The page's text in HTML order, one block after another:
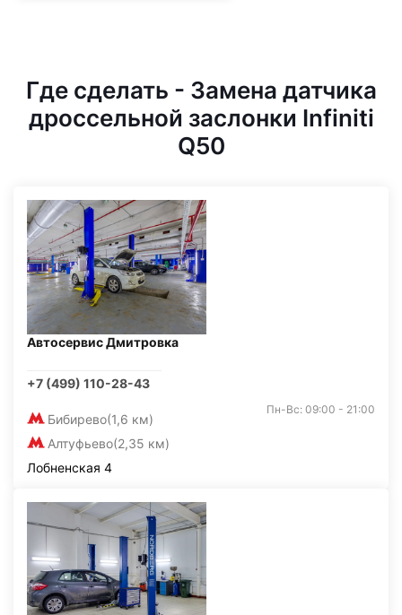
Где сделать - Замена датчика
дроссельной заслонки Infiniti
Q50
Автосервис Дмитровка
+7 (499) 110-28-43
Бибирево(1,6 км)
Алтуфьево(2,35 км)
Пн-Вс: 09:00 - 21:00
Лобненская 4